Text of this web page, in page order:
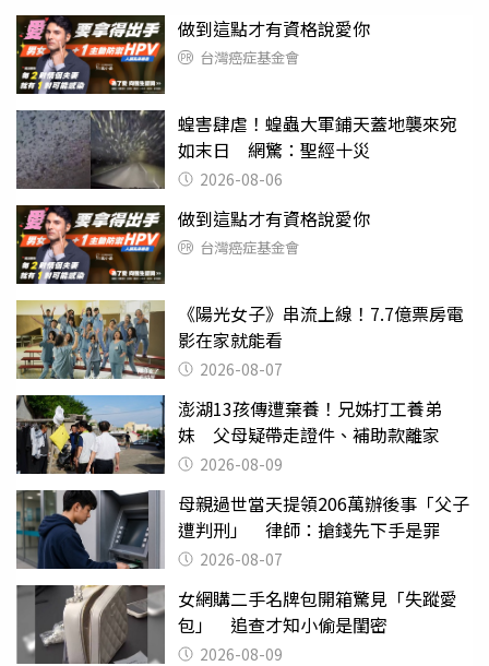
做到這點才有資格說愛你
台灣癌症基金會
蝗害肆虐！蝗蟲大軍鋪天蓋地襲來宛
如末日 網驚：聖經十災
2026-08-06
做到這點才有資格說愛你
台灣癌症基金會
《陽光女子》串流上線！7.7億票房電
影在家就能看
2026-08-07
澎湖13孩傳遭棄養！兄姊打工養弟
妹 父母疑帶走證件、補助款離家
2026-08-09
母親過世當天提領206萬辦後事「父子
遭判刑」 律師：搶錢先下手是罪
2026-08-07
女網購二手名牌包開箱驚見「失蹤愛
包」 追查才知小偷是閨密
2026-08-09